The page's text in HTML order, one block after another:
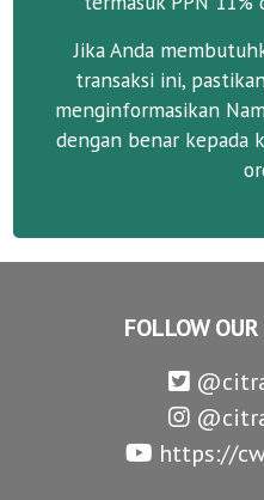
Jika Anda
transaksi ini,
menginformasikan
dengan benar kepada
FOLLOW
https://